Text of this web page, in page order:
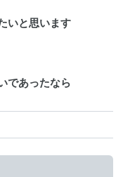
いと思います
であったなら